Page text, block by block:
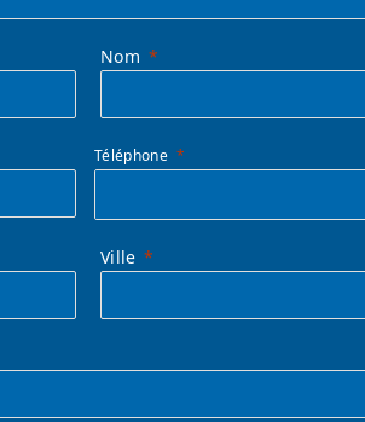
Nom
Téléphone
Ville